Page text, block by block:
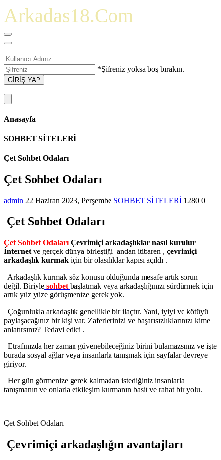
Arkadas18.Com
*Şifreniz yoksa boş bırakın.
GİRİŞ YAP
Anasayfa
SOHBET SİTELERİ
Çet Sohbet Odaları
Çet Sohbet Odaları
admin 22 Haziran 2023, Perşembe SOHBET SİTELERİ 1280 0
Çet Sohbet Odaları
Çet Sohbet Odaları Çevrimiçi arkadaşlıklar nasıl kurulur
İnternet ve gerçek dünya birleştiği andan itibaren , çevrimiçi
arkadaşlık kurmak için bir olasılıklar kapısı açıldı .
Arkadaşlık kurmak söz konusu olduğunda mesafe artık sorun
değil. Biriyle sohbet başlatmak veya arkadaşlığınızı sürdürmek için
artık yüz yüze görüşmenize gerek yok.
Çoğunlukla arkadaşlık genellikle bir ilaçtır. Yani, iyiyi ve kötüyü
paylaşacağınız bir kişi var. Zaferlerinizi ve başarısızlıklarınızı kime
anlatırsınız? Tedavi edici .
Etrafınızda her zaman güvenebileceğiniz birini bulamazsınız ve işte
burada sosyal ağlar veya insanlarla tanışmak için sayfalar devreye
giriyor.
Her gün görmenize gerek kalmadan istediğiniz insanlarla
tanışmanın ve onlarla etkileşim kurmanın basit ve rahat bir yolu.
Çet Sohbet Odaları
Çevrimiçi arkadaşlığın avantajları